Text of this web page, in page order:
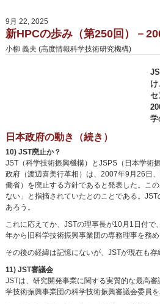
9月 22, 2025
新HPCの歩み（第250回）－
小柳 義夫 (高度情報科学技術研究機構)
セ
学
日本政府の動き（続き）
10) JST廃止か？
JST（科学技術振興機構）とJSPS（日本学術
政府（渡辺喜美行革相）は、2007年9月26日
働省）を廃止する方針であると発表した。こ
ない」と指摘されていたとのことである。
あろう。
これに応えてか、JSTの理事長が10月1日付
年から旧科学技術振興事業団の専務理事を務め
その後の経緯は記憶にないが、JSTが現在も
11) JST審議会
JSTは、研究開発事業に関する実質的な最高
学技術振興事業団の科学技術振興審議会委員